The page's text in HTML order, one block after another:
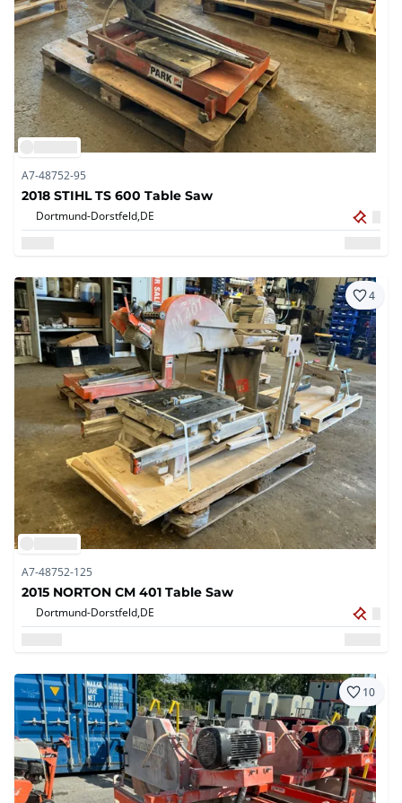
A7-48752-95
2018 STIHL TS 600 Table Saw
Dortmund-Dorstfeld,DE
4
A7-48752-125
2015 NORTON CM 401 Table Saw
Dortmund-Dorstfeld,DE
10